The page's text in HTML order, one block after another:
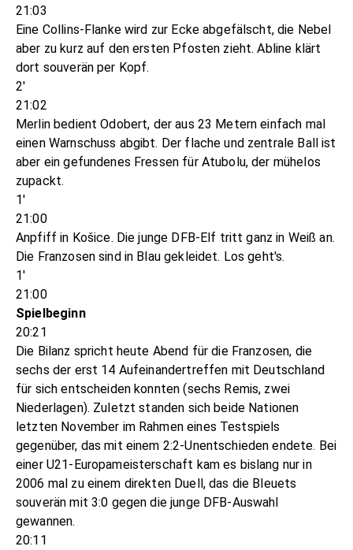
21:03
Eine Collins-Flanke wird zur Ecke abgefälscht, die Nebel
aber zu kurz auf den ersten Pfosten zieht. Abline klärt
dort souverän per Kopf.
2'
21:02
Merlin bedient Odobert, der aus 23 Metern einfach mal
einen Warnschuss abgibt. Der flache und zentrale Ball ist
aber ein gefundenes Fressen für Atubolu, der mühelos
zupackt.
1'
21:00
Anpfiff in Košice. Die junge DFB-Elf tritt ganz in Weiß an.
Die Franzosen sind in Blau gekleidet. Los geht's.
1'
21:00
Spielbeginn
20:21
Die Bilanz spricht heute Abend für die Franzosen, die
sechs der erst 14 Aufeinandertreffen mit Deutschland
für sich entscheiden konnten (sechs Remis, zwei
Niederlagen). Zuletzt standen sich beide Nationen
letzten November im Rahmen eines Testspiels
gegenüber, das mit einem 2:2-Unentschieden endete. Bei
einer U21-Europameisterschaft kam es bislang nur in
2006 mal zu einem direkten Duell, das die Bleuets
souverän mit 3:0 gegen die junge DFB-Auswahl
gewannen.
20:11